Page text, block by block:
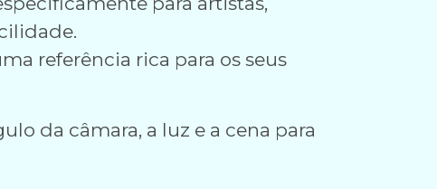
referência rica para os seus
da câmara, a luz e a cena para